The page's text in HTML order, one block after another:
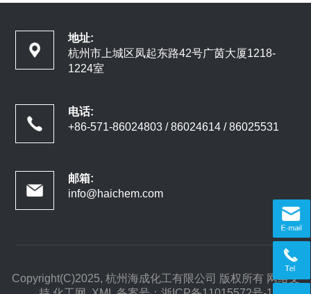
地址:
杭州市上城区凤起东路42号广茵大厦1218-
1224室
电话:
+86-571-86024803 / 86024614 / 86025531
邮箱:
info@haichem.com
Copyright(C)2025, 杭州海成化工有限公司 版权所有网络支